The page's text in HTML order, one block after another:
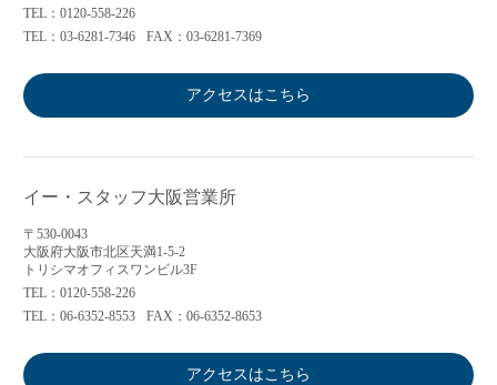
TEL：0120-558-226
TEL：03-6281-7346
FAX：03-6281-7369
アクセスはこちら
イー・スタッフ大阪営業所
〒530-0043
大阪府大阪市北区天満1-5-2
トリシマオフィスワンビル3F
TEL：0120-558-226
TEL：06-6352-8553
FAX：06-6352-8653
アクセスはこちら